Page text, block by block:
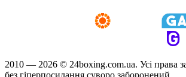
2010 — 2026 © 24boxing.com.ua. Усi права
без гіперпосилання суворо заборонений